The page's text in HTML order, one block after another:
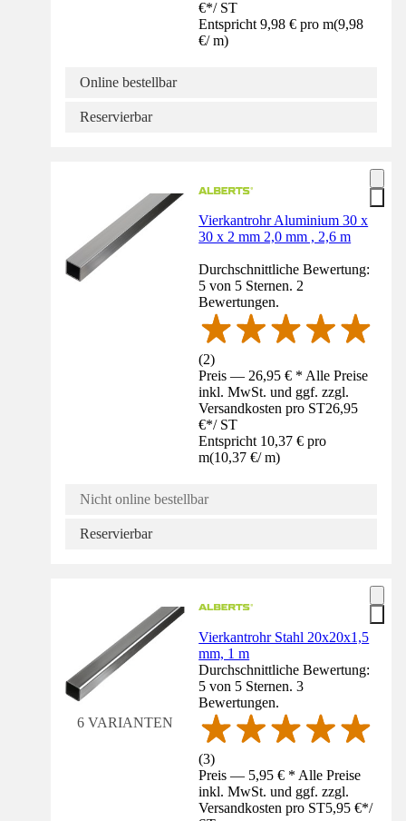
€*/ ST
Entspricht 9,98 € pro m(9,98
€/ m)
Online bestellbar
Reservierbar
Vierkantrohr Aluminium 30 x
30 x 2 mm 2,0 mm , 2,6 m
Durchschnittliche Bewertung:
5 von 5 Sternen. 2
Bewertungen.
(2)
Preis — 26,95 € * Alle Preise
inkl. MwSt. und ggf. zzgl.
Versandkosten pro ST26,95
€*/ ST
Entspricht 10,37 € pro
m(10,37 €/ m)
Nicht online bestellbar
Reservierbar
6 VARIANTEN
Vierkantrohr Stahl 20x20x1,5
mm, 1 m
Durchschnittliche Bewertung:
5 von 5 Sternen. 3
Bewertungen.
(3)
Preis — 5,95 € * Alle Preise
inkl. MwSt. und ggf. zzgl.
Versandkosten pro ST5,95 €*/